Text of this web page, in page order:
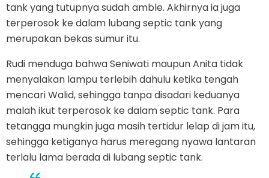
tank yang tutupnya sudah amble. Akhirnya ia juga
terperosok ke dalam lubang septic tank yang
merupakan bekas sumur itu.
Rudi menduga bahwa Seniwati maupun Anita tidak
menyalakan lampu terlebih dahulu ketika tengah
mencari Walid, sehingga tanpa disadari keduanya
malah ikut terperosok ke dalam septic tank. Para
tetangga mungkin juga masih tertidur lelap di jam itu,
sehingga ketiganya harus meregang nyawa lantaran
terlalu lama berada di lubang septic tank.